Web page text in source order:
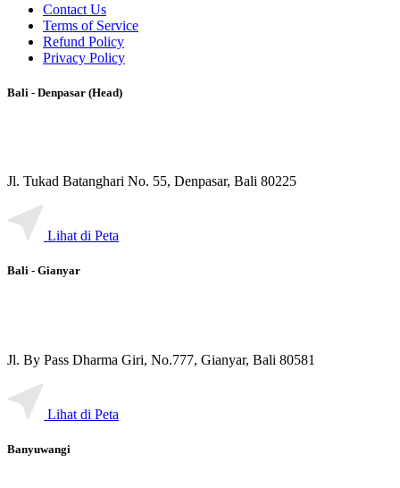
Contact Us
Terms of Service
Refund Policy
Privacy Policy
Bali - Denpasar (Head)
Jl. Tukad Batanghari No. 55, Denpasar, Bali 80225
Lihat di Peta
Bali - Gianyar
Jl. By Pass Dharma Giri, No.777, Gianyar, Bali 80581
Lihat di Peta
Banyuwangi